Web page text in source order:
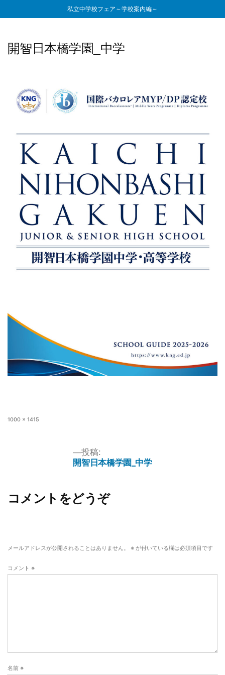
私立中学校フェア～学校案内編～
開智日本橋学園_中学
1000 × 1415
投稿:
開智日本橋学園_中学
コメントをどうぞ
メールアドレスが公開されることはありません。 ※ が付いている欄は必須項目です
コメント ※
名前 ※